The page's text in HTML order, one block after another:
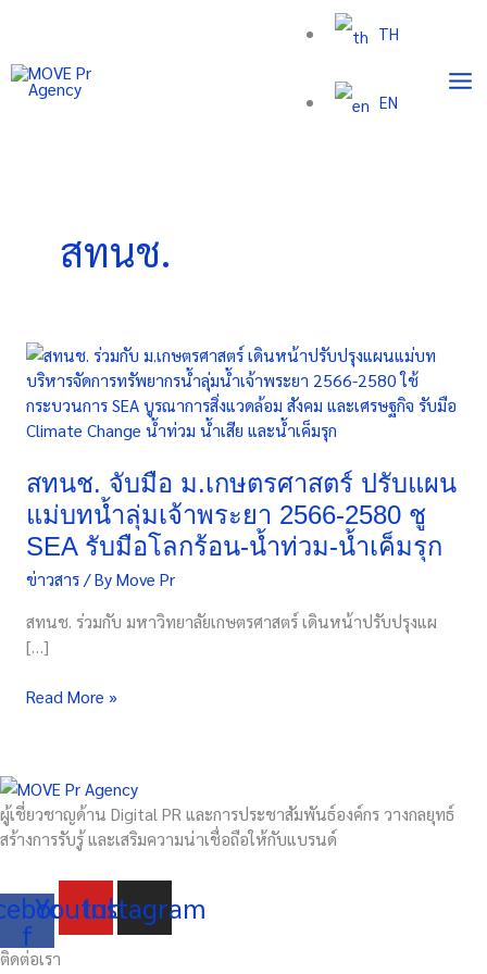
content
TH
EN
สทนช.
สทนช. จับมือ ม.เกษตรศาสตร์ ปรับแผน
แม่บทน้ำลุ่มเจ้าพระยา 2566-2580 ชู
SEA รับมือโลกร้อน-น้ำท่วม-น้ำเค็มรุก
ข่าวสาร/ ByMove Pr
สทนช. ร่วมกับ มหาวิทยาลัยเกษตรศาสตร์ เดินหน้าปรับปรุงแผ
[…]
สทนช.
จับ
มือ
ม.เกษตรศาสตร์
แผน
แม่บท
น้ำ
ลุ่ม
เจ้าพระยา
2580
ชู
รับมือ
น้ำ
ท่วม-
Read More »
ผู้เชี่ยวชาญด้าน Digital PR และการประชาสัมพันธ์องค์กร วางกลยุทธ์
สร้างการรับรู้ และเสริมความน่าเชื่อถือให้กับแบรนด์
f
Youtube
Instagram
ติดต่อเรา